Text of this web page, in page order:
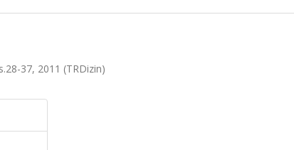
37, 2011 (TRDizin)